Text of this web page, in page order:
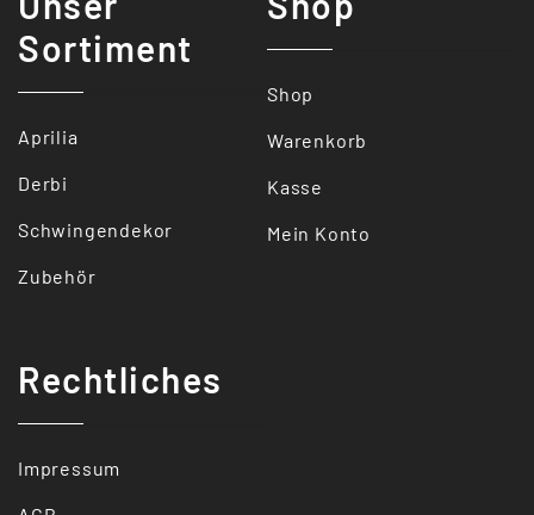
Sortiment
Aprilia
Derbi
Schwingendekor
Zubehör
Shop
Warenkorb
Kasse
Mein Konto
Rechtliches
Impressum